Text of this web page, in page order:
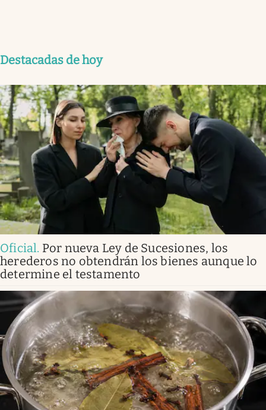
Destacadas de hoy
Oficial. Por nueva Ley de Sucesiones, los
herederos no obtendrán los bienes aunque lo
determine el testamento